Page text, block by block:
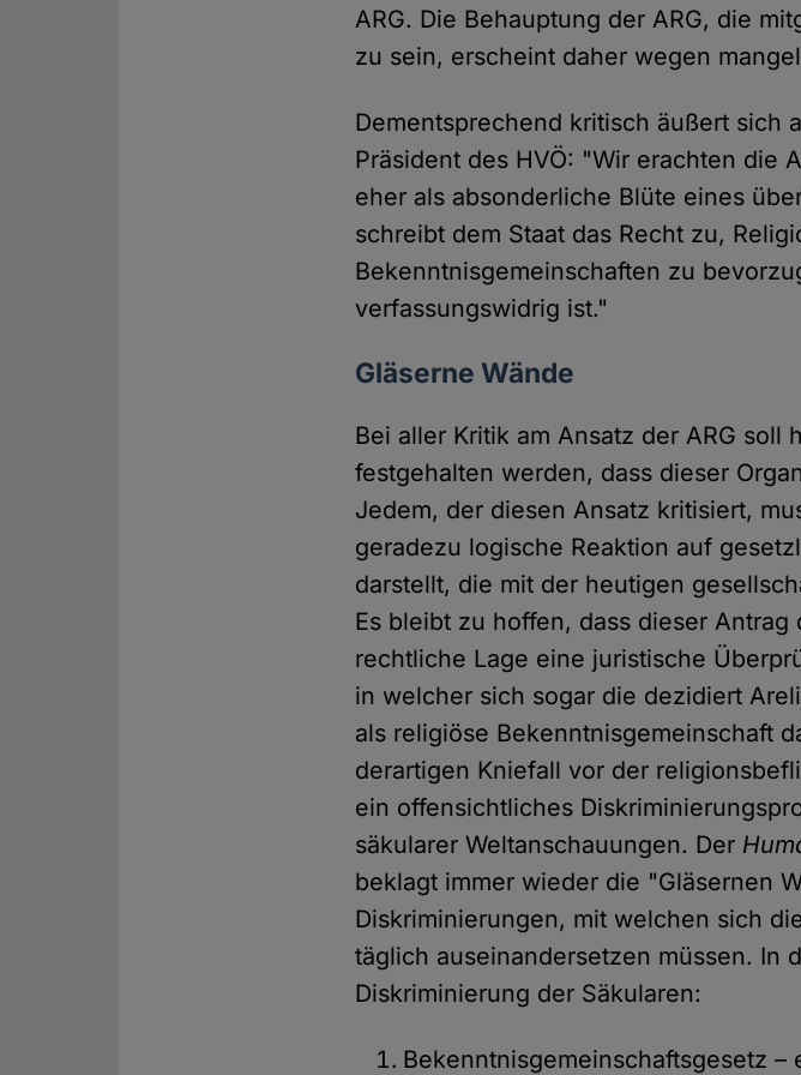
ARG. Die Behauptung der ARG, die
zu sein, erscheint daher wegen
Dementsprechend kritisch äußert sich
Präsident des HVÖ: "Wir erachten die
eher als absonderliche Blüte eines
schreibt dem Staat das Recht zu,
Bekenntnisgemeinschaften zu
verfassungswidrig ist."
Gläserne Wände
Bei aller Kritik am Ansatz der ARG soll
festgehalten werden, dass dieser
Jedem, der diesen Ansatz kritisiert,
geradezu logische Reaktion auf
darstellt, die mit der heutigen
Es bleibt zu hoffen, dass dieser
rechtliche Lage eine juristische
in welcher sich sogar die dezidiert
als religiöse Bekenntnisgemeinschaft
derartigen Kniefall vor der
ein offensichtliches
säkularer Weltanschauungen. Der
beklagt immer wieder die "Gläsernen
Diskriminierungen, mit welchen sich
täglich auseinandersetzen müssen. In
Diskriminierung der Säkularen:
Bekenntnisgemeinschaftsgesetz –